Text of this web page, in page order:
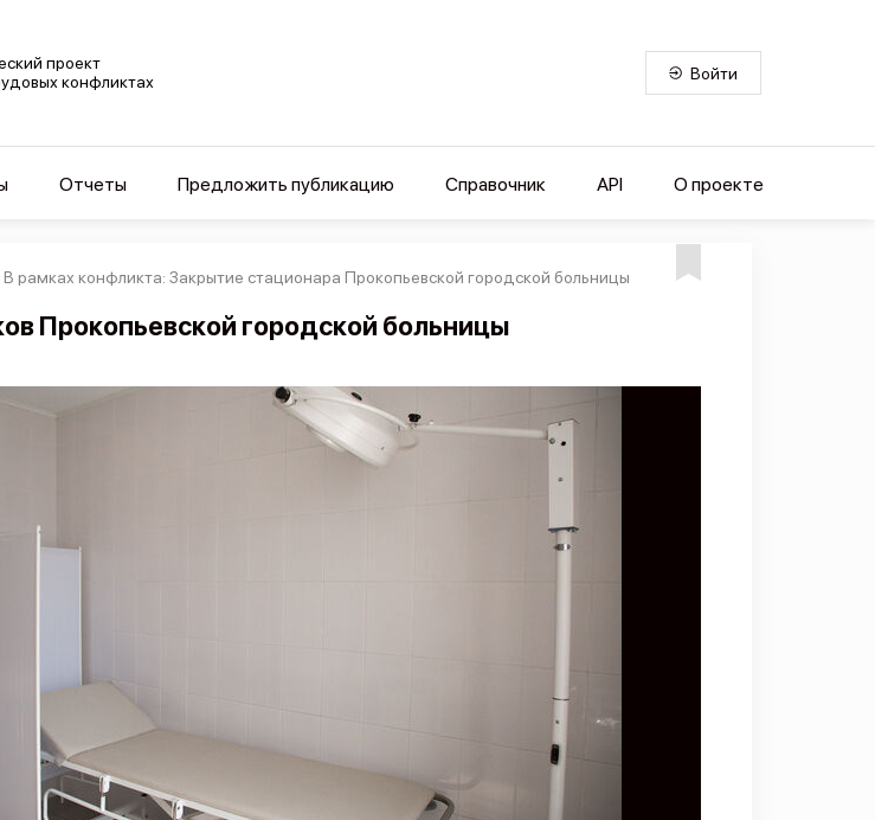
проект
конфликтах
Войти
Отчеты Предложить публикацию Справочник API О проекте
В рамках конфликта: Закрытие стационара Прокопьевской городской больницы
Прокопьевской городской больницы